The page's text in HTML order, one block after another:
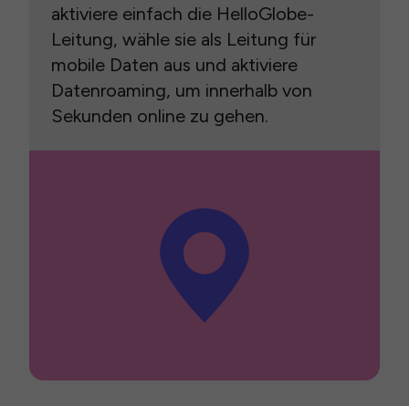
aktiviere einfach die HelloGlobe-
Leitung, wähle sie als Leitung für
mobile Daten aus und aktiviere
Datenroaming, um innerhalb von
Sekunden online zu gehen.